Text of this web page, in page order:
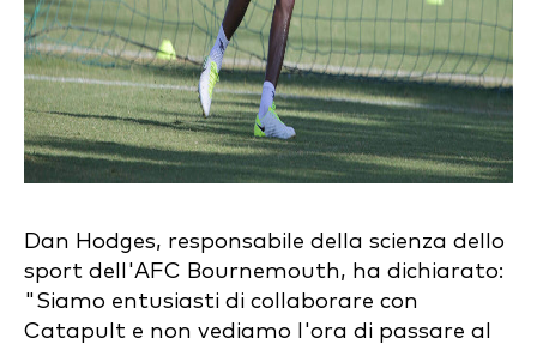
Dan Hodges, responsabile della scienza dello
sport dell'AFC Bournemouth, ha dichiarato:
"Siamo entusiasti di collaborare con
Catapult e non vediamo l'ora di passare al